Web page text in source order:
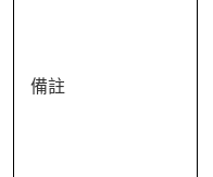
備註